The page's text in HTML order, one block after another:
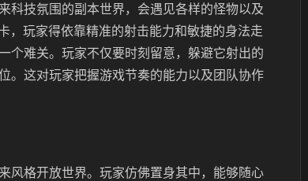
科技氛围的副本世界，会遇见各样的怪物以及
，玩家得依靠精准的射击能力和敏捷的身法走
个难关。玩家不仅要时刻留意，躲避它射出的
。这对玩家把握游戏节奏的能力以及团队协作
风格开放世界。玩家仿佛置身其中，能够随心